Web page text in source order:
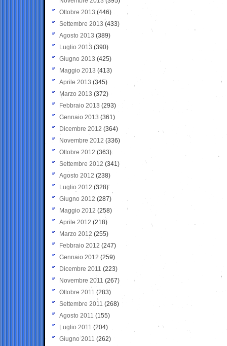
Ottobre 2013 (446)
Settembre 2013 (433)
Agosto 2013 (389)
Luglio 2013 (390)
Giugno 2013 (425)
Maggio 2013 (413)
Aprile 2013 (345)
Marzo 2013 (372)
Febbraio 2013 (293)
Gennaio 2013 (361)
Dicembre 2012 (364)
Novembre 2012 (336)
Ottobre 2012 (363)
Settembre 2012 (341)
Agosto 2012 (238)
Luglio 2012 (328)
Giugno 2012 (287)
Maggio 2012 (258)
Aprile 2012 (218)
Marzo 2012 (255)
Febbraio 2012 (247)
Gennaio 2012 (259)
Dicembre 2011 (223)
Novembre 2011 (267)
Ottobre 2011 (283)
Settembre 2011 (268)
Agosto 2011 (155)
Luglio 2011 (204)
Giugno 2011 (262)